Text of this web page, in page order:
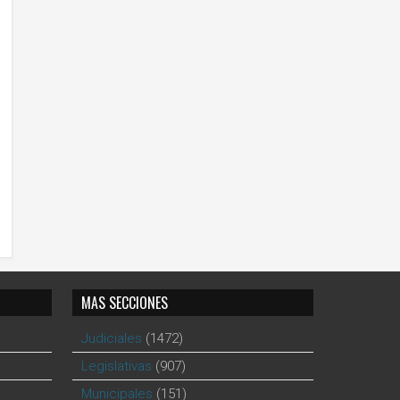
MAS SECCIONES
Judiciales (1472)
Legislativas (907)
Municipales (151)